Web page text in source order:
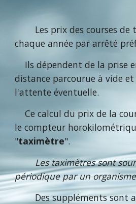
Les prix des courses de
chaque année par arrêté
Ils dépendent de la prise
distance parcourue à vide et
l'attente éventuelle.
Ce calcul du prix de la
le compteur
"taximètre".
Les taximètres sont
périodique par un
Des suppléments sont